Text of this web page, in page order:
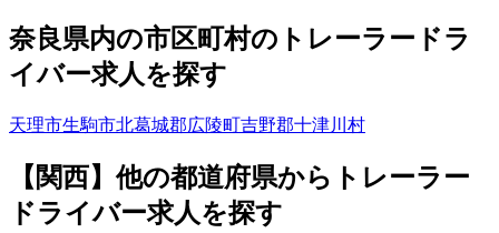
奈良県内の市区町村の トレーラー ドラ
イバー求人を探す
天理市生駒市北葛城郡広陵町吉野郡十津川村
【 関西】他の都道府県から トレーラー
ドライバー求人を探す